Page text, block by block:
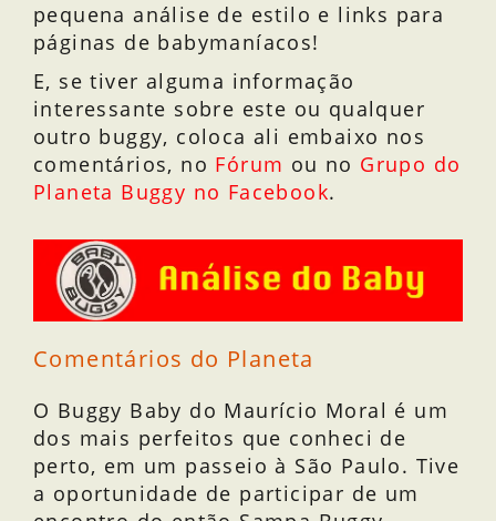
pequena análise de estilo e links para
páginas de babymaníacos!
E, se tiver alguma informação
interessante sobre este ou qualquer
outro buggy, coloca ali embaixo nos
comentários, no Fórum ou no Grupo do
Planeta Buggy no Facebook.
Comentários do Planeta
O Buggy Baby do Maurício Moral é um
dos mais perfeitos que conheci de
perto, em um passeio à São Paulo. Tive
a oportunidade de participar de um